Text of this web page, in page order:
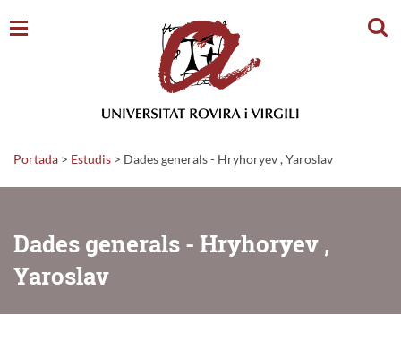
Portada > Estudis > Dades generals - Hryhoryev , Yaroslav
Dades generals - Hryhoryev ,
Yaroslav